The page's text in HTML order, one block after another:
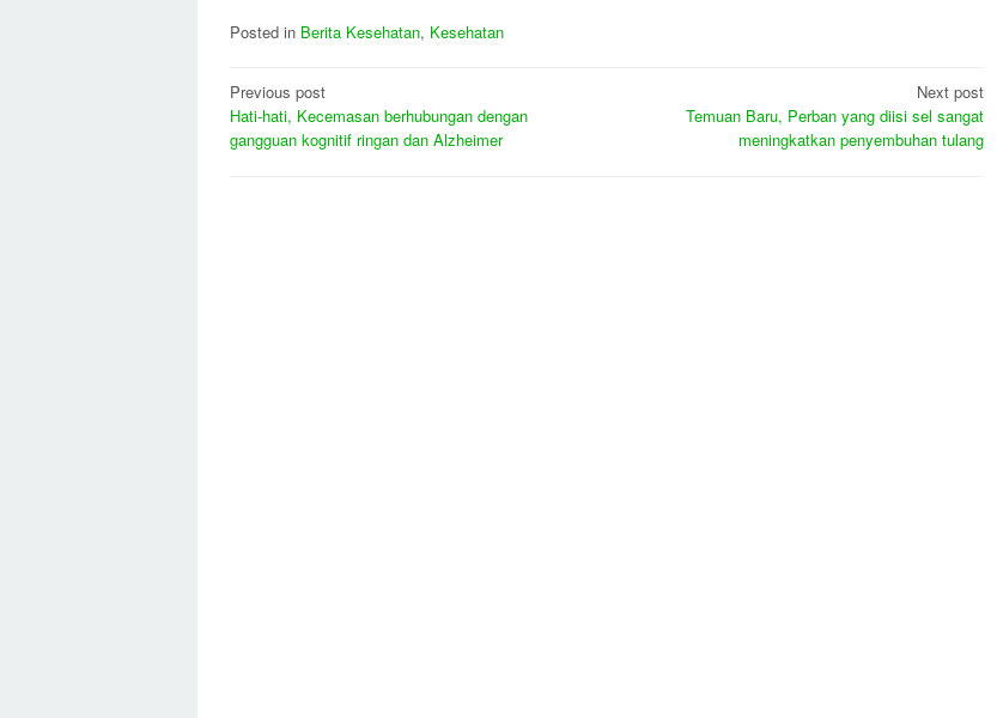
Posted in Berita Kesehatan, Kesehatan
Post
navigation
Previous post
Hati-hati, Kecemasan berhubungan dengan
gangguan kognitif ringan dan Alzheimer
Next post
Temuan Baru, Perban yang diisi sel sangat
meningkatkan penyembuhan tulang